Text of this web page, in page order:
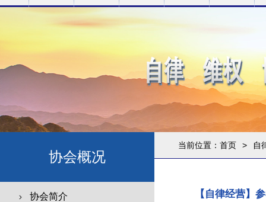
当前位置： 首页 > 自
协会概况
协会简介 【自律经营】